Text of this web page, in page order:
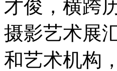
才俊，横跨
摄影艺术展
和艺术机构